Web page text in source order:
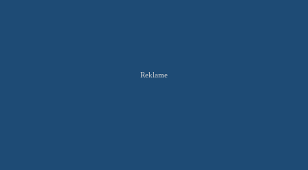
Reklame